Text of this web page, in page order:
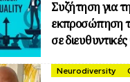
Συζήτηση για
εκπροσώπηση
σε διευθυντικές
Neurodiversity